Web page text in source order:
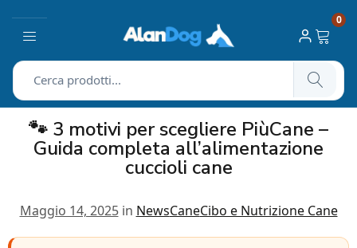
0
🐾 3 motivi per scegliere PiùCane –
Guida completa all’alimentazione
cuccioli cane
Maggio 14, 2025in NewsCaneCibo e Nutrizione Cane